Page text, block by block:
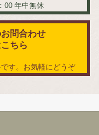
00 年中無休
問合わせ
ちら
す。お気軽にどうぞ